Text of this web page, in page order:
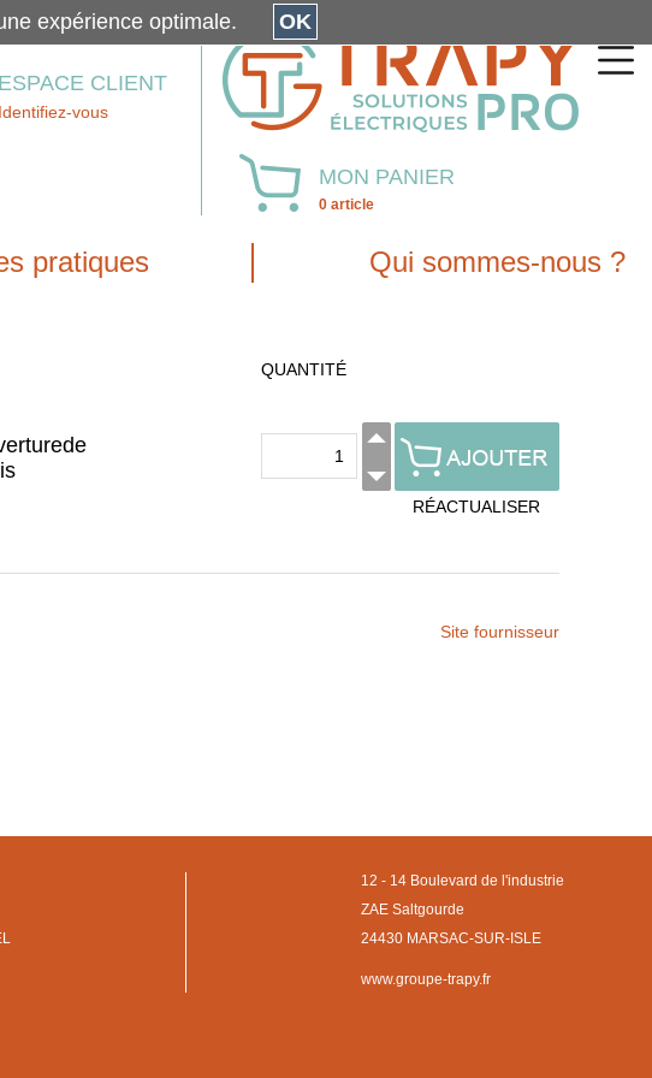
ESPACE CLIENT
Identifiez-vous
MON PANIER
0 article
pratiques Qui sommes-nous ?
QUANTITÉ
RÉACTUALISER
Site fournisseur
12 - 14 Boulevard de l'industrie
ZAE Saltgourde
24430 MARSAC-SUR-ISLE
www.groupe-trapy.fr
une expérience optimale. OK